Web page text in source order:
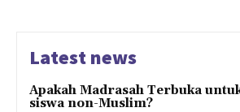
Latest news
Apakah Madrasah Terbuka
siswa non-Muslim?